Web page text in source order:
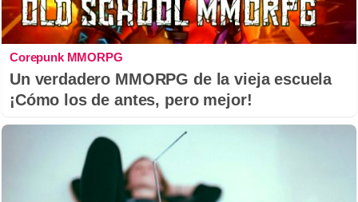
Corepunk MMORPG
Un verdadero MMORPG de la vieja escuela
¡Cómo los de antes, pero mejor!